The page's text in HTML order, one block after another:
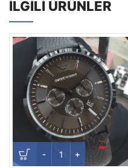
İLGILI ÜRÜNLER